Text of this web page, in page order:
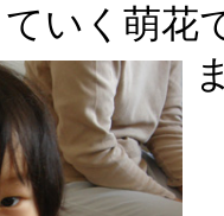
ていく萌花